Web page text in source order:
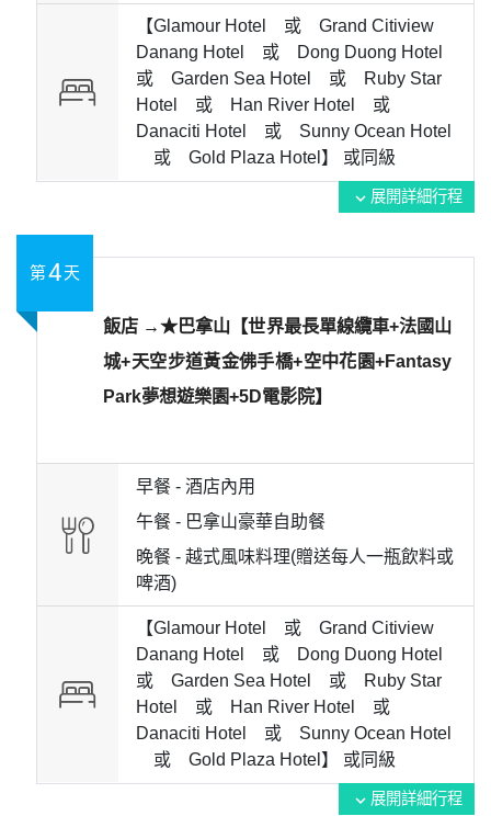
【Glamour Hotel 或 Grand Citiview
Danang Hotel 或 Dong Duong Hotel
或 Garden Sea Hotel 或 Ruby Star
Hotel 或 Han River Hotel 或
Danaciti Hotel 或 Sunny Ocean Hotel
或 Gold Plaza Hotel】 或同級
expand_more 展開詳細行程
第4天
飯店 →★巴拿山【世界最長單線纜車+法國山
城+天空步道黃金佛手橋+空中花園+Fantasy
Park夢想遊樂園+5D電影院】
早餐 - 酒店內用
午餐 - 巴拿山豪華自助餐
晚餐 - 越式風味料理(贈送每人一瓶飲料或
啤酒)
【Glamour Hotel 或 Grand Citiview
Danang Hotel 或 Dong Duong Hotel
或 Garden Sea Hotel 或 Ruby Star
Hotel 或 Han River Hotel 或
Danaciti Hotel 或 Sunny Ocean Hotel
或 Gold Plaza Hotel】 或同級
expand_more 展開詳細行程